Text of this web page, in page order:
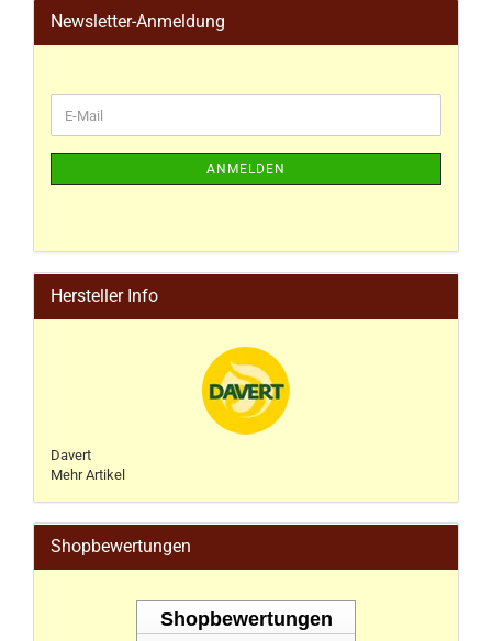
Newsletter-Anmeldung
ANMELDEN
Hersteller Info
Davert
Mehr Artikel
Shopbewertungen
Shopbewertungen